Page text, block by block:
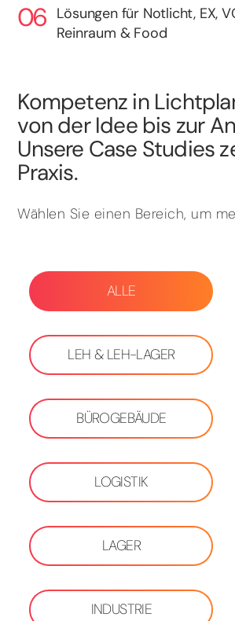
Lösungen für Notlicht, EX,
Reinraum & Food
Kompetenz in
von der Idee bis zur
Unsere Case Studies
Praxis.
Wählen Sie einen Bereich, um
ALLE
LEH & LEH-LAGER
BÜROGEBÄUDE
LOGISTIK
LAGER
INDUSTRIE